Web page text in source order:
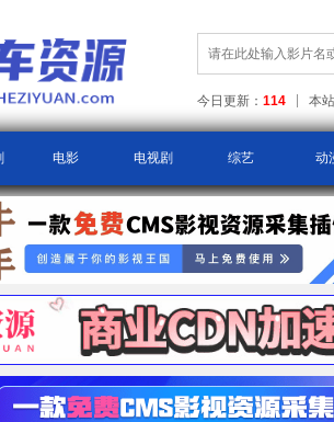
今日更新： 114 本
电影 电视剧 综艺 动